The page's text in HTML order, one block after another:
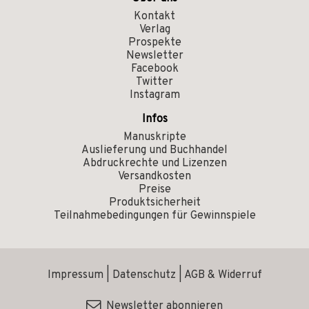
Kontakt
Verlag
Prospekte
Newsletter
Facebook
Twitter
Instagram
Infos
Manuskripte
Auslieferung und Buchhandel
Abdruckrechte und Lizenzen
Versandkosten
Preise
Produktsicherheit
Teilnahmebedingungen für Gewinnspiele
Impressum Datenschutz AGB & Widerruf
Newsletter abonnieren